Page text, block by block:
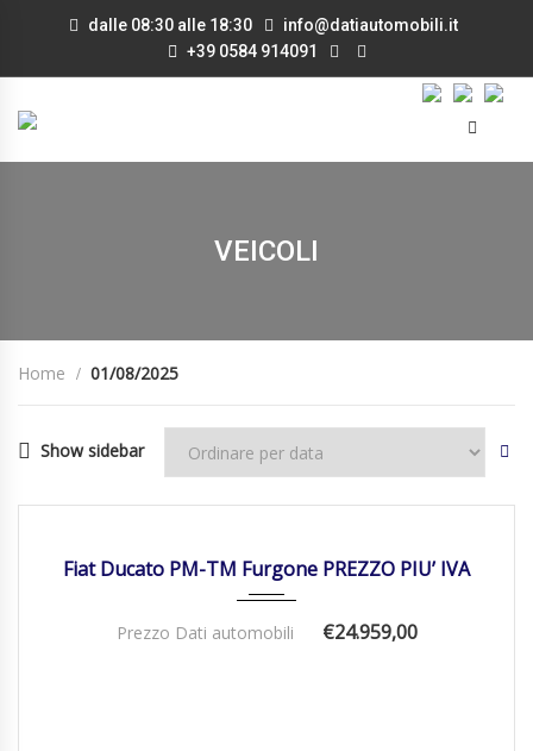
dalle 08:30 alle 18:30
info@datiautomobili.it
+39 0584 914091
VEICOLI
Home 01/08/2025
Show sidebar
Fiat Ducato PM-TM Furgone PREZZO PIU’ IVA
Prezzo Dati automobili €24.959,00